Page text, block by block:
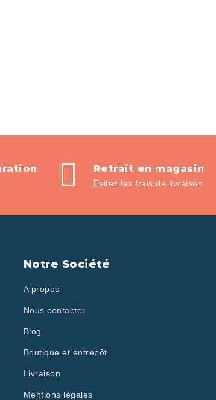
Retrait en magasin
Évitez les frais de livraison
Notre Société
A propos
Nous contacter
Blog
Boutique et entrepôt
Livraison
Mentions légales